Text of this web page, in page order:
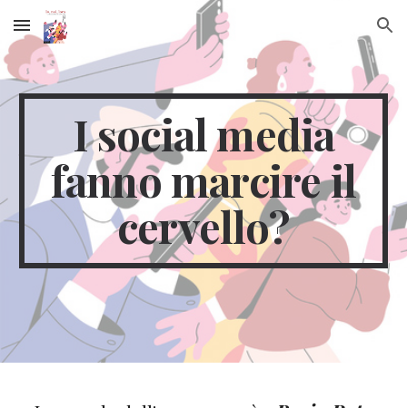
Skip to main content Skip to navigation
I social media
fanno marcire il
cervello?